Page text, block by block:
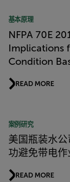
基本原理
NFPA 70E
Implications
Condition
READ MORE
案例研究
美国瓶装水
功避免带电
READ MORE